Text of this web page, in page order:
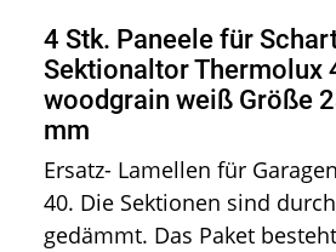
4 Stk. Paneele für
Sektionaltor Thermolux
woodgrain weiß Größe
mm
Ersatz- Lamellen für
40. Die Sektionen sind
gedämmt. Das Paket